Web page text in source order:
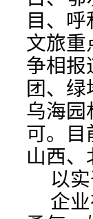
目、
文旅重
争相报
团、
乌海园
可。目
山西、
以
企